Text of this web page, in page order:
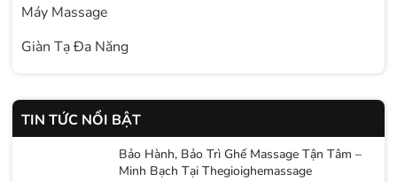
Máy Massage
Giàn Tạ Đa Năng
TIN TỨC NỔI BẬT
Bảo Hành, Bảo Trì Ghế Massage Tận Tâm –
Minh Bạch Tại Thegioighemassage